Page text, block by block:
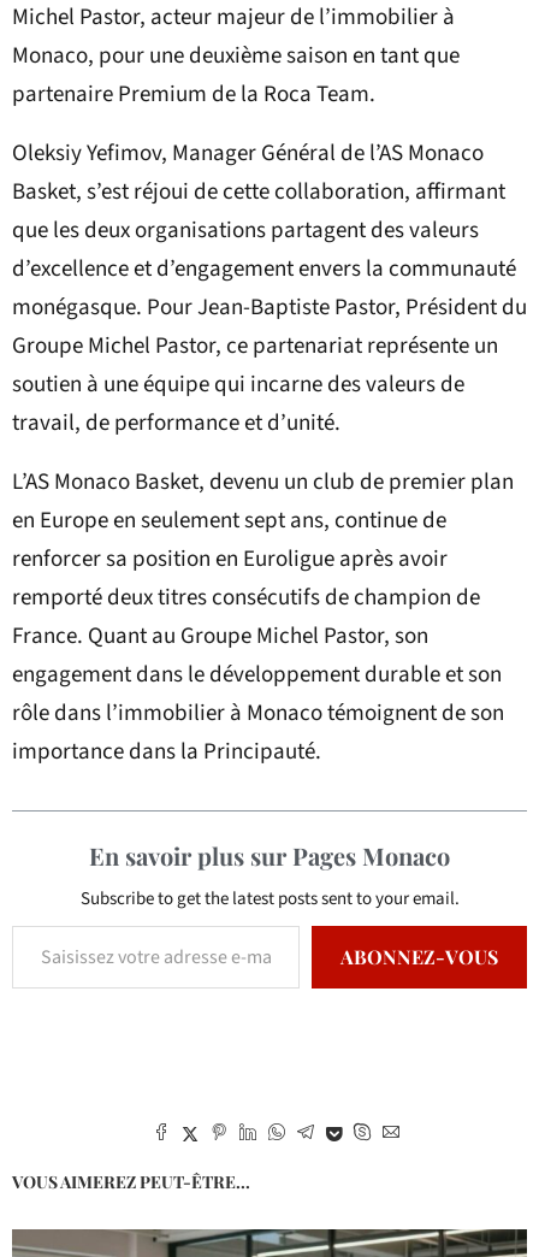
Michel Pastor, acteur majeur de l’immobilier à
Monaco, pour une deuxième saison en tant que
partenaire Premium de la Roca Team.
Oleksiy Yefimov, Manager Général de l’AS Monaco
Basket, s’est réjoui de cette collaboration, affirmant
que les deux organisations partagent des valeurs
d’excellence et d’engagement envers la communauté
monégasque. Pour Jean-Baptiste Pastor, Président du
Groupe Michel Pastor, ce partenariat représente un
soutien à une équipe qui incarne des valeurs de
travail, de performance et d’unité.
L’AS Monaco Basket, devenu un club de premier plan
en Europe en seulement sept ans, continue de
renforcer sa position en Euroligue après avoir
remporté deux titres consécutifs de champion de
France. Quant au Groupe Michel Pastor, son
engagement dans le développement durable et son
rôle dans l’immobilier à Monaco témoignent de son
importance dans la Principauté.
En savoir plus sur Pages Monaco
Subscribe to get the latest posts sent to your email.
ABONNEZ-VOUS
VOUS AIMEREZ PEUT-ÊTRE...